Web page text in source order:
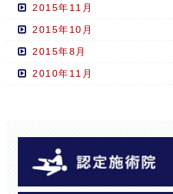
2015年11月
2015年10月
2015年8月
2010年11月